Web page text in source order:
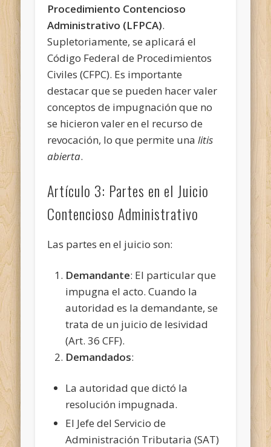
Procedimiento Contencioso
Administrativo (LFPCA).
Supletoriamente, se aplicará el
Código Federal de Procedimientos
Civiles (CFPC). Es importante
destacar que se pueden hacer valer
conceptos de impugnación que no
se hicieron valer en el recurso de
revocación, lo que permite unalitis
abierta.
Artículo 3: Partes en el Juicio
Contencioso Administrativo
Las partes en el juicio son:
Demandante: El particular que
impugna el acto. Cuando la
autoridad es la demandante, se
trata de un juicio de lesividad
(Art. 36 CFF).
Demandados:
La autoridad que dictó la
resolución impugnada.
El Jefe del Servicio de
Administración Tributaria (SAT)